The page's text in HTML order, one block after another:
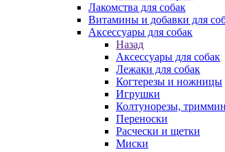
Лакомства для собак
Витамины и добавки для
Аксессуары для собак
Назад
Аксессуары для собак
Лежаки для собак
Когтерезы и ножницы
Игрушки
Колтунорезы,
Переноски
Расчески и щетки
Миски